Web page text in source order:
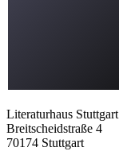
Literaturhaus Stuttgart
Breitscheidstraße 4
70174 Stuttgart